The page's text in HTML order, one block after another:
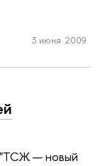
3 июня 2009
"ТСЖ — новый